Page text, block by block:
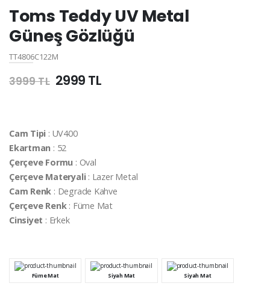
Toms Teddy UV Metal
Güneş Gözlüğü
TT4806C122M
3999 TL 2999 TL
Cam Tipi : UV400
Ekartman : 52
Çerçeve Formu : Oval
Çerçeve Materyali: Lazer Metal
Cam Renk : Degrade Kahve
Çerçeve Renk: Füme Mat
Cinsiyet : Erkek
Füme Mat Siyah Mat Siyah Mat